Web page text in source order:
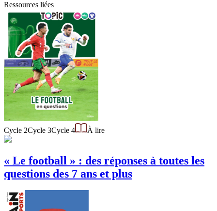
Ressources liées
Cycle 2Cycle 3Cycle 4 À lire
« Le football » : des réponses à toutes les
questions des 7 ans et plus